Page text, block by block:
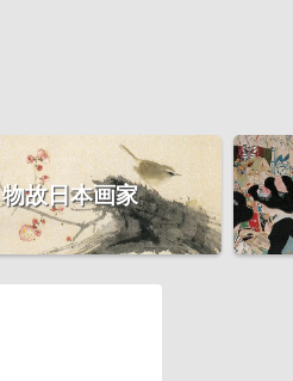
物故日本画家